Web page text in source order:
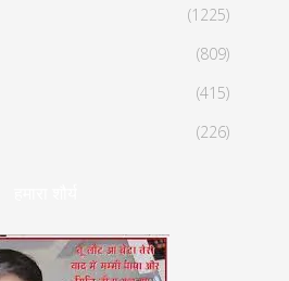
(1225)
(809)
(415)
(226)